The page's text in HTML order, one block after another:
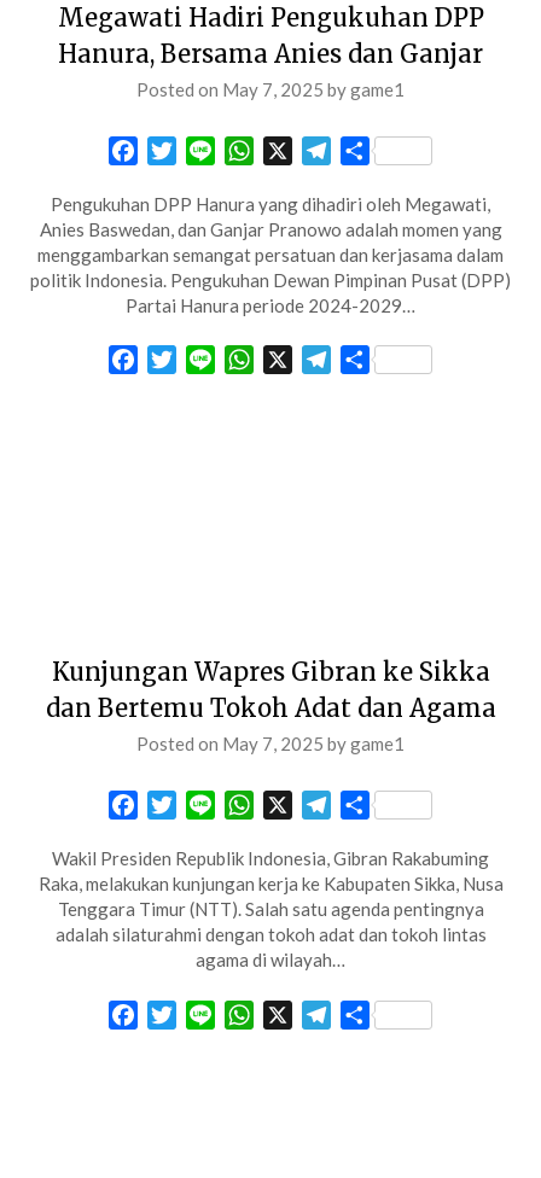
Megawati Hadiri Pengukuhan DPP
Hanura, Bersama Anies dan Ganjar
Posted on May 7, 2025 bygame1
FacebookTwitterLine WhatsApp Telegram
Share
Pengukuhan DPP Hanura yang dihadiri oleh Megawati,
Anies Baswedan, dan Ganjar Pranowo adalah momen yang
menggambarkan semangat persatuan dan kerjasama dalam
politik Indonesia. Pengukuhan Dewan Pimpinan Pusat (DPP)
Partai Hanura periode 2024-2029…
FacebookTwitterLine WhatsApp Telegram
Share
Kunjungan Wapres Gibran ke Sikka
dan Bertemu Tokoh Adat dan Agama
Posted on May 7, 2025 bygame1
FacebookTwitterLine WhatsApp Telegram
Share
Wakil Presiden Republik Indonesia, Gibran Rakabuming
Raka, melakukan kunjungan kerja ke Kabupaten Sikka, Nusa
Tenggara Timur (NTT). Salah satu agenda pentingnya
adalah silaturahmi dengan tokoh adat dan tokoh lintas
agama di wilayah…
FacebookTwitterLine WhatsApp Telegram
Share